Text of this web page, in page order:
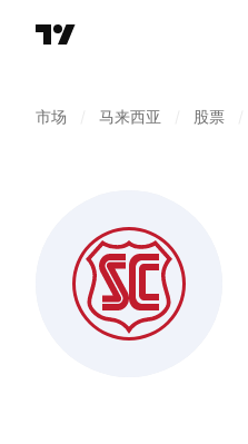
市场 马来西亚 股票